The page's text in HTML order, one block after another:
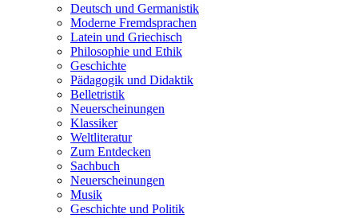
Deutsch und Germanistik
Moderne Fremdsprachen
Latein und Griechisch
Philosophie und Ethik
Geschichte
Pädagogik und Didaktik
Belletristik
Neuerscheinungen
Klassiker
Weltliteratur
Zum Entdecken
Sachbuch
Neuerscheinungen
Musik
Geschichte und Politik